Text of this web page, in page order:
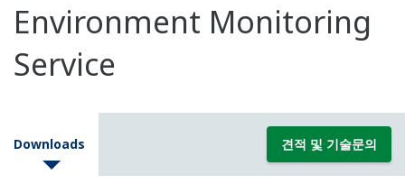
Environment Monitoring
Service
Downloads 견적 및 기술문의